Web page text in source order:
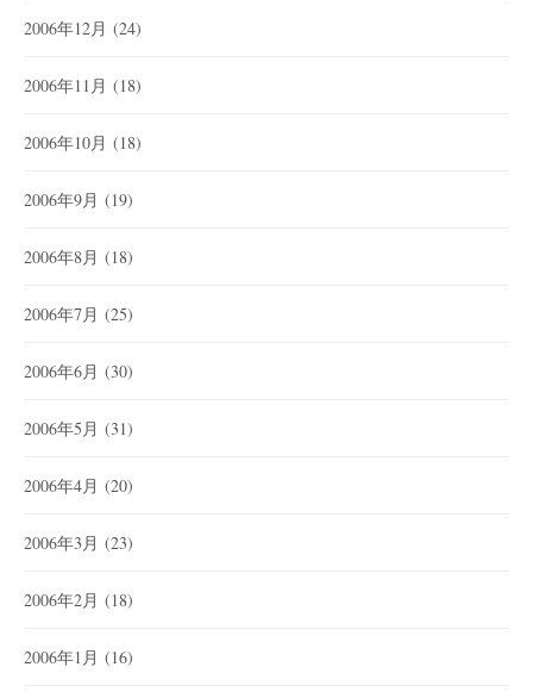
2006年12月 (24)
2006年11月 (18)
2006年10月 (18)
2006年9月 (19)
2006年8月 (18)
2006年7月 (25)
2006年6月 (30)
2006年5月 (31)
2006年4月 (20)
2006年3月 (23)
2006年2月 (18)
2006年1月 (16)